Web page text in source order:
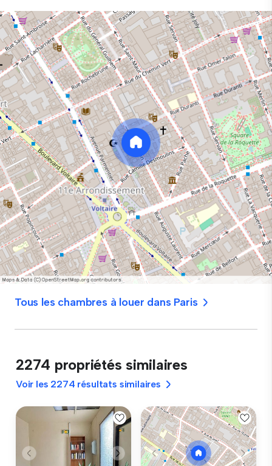
Tous les chambres à louer dans Paris
2274 propriétés similaires
Voir les 2274 résultats similaires